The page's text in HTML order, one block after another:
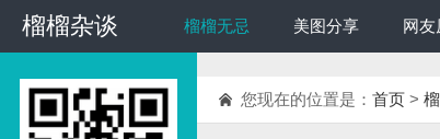
榴榴杂谈
榴榴杂谈 榴榴无忌 美图分享 网友
您现在的位置是： 首页 >